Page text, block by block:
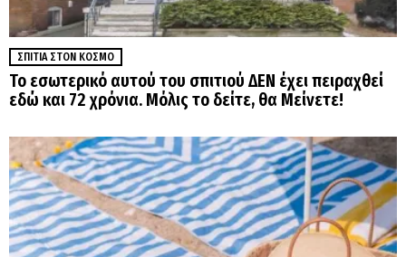
ΣΠΊΤΙΑ ΣΤΟΝ ΚΌΣΜΟ
Το εσωτερικό αυτού του σπιτιού ΔΕΝ έχει πειραχθεί
εδώ και 72 χρόνια. Μόλις το δείτε, θα Μείνετε!